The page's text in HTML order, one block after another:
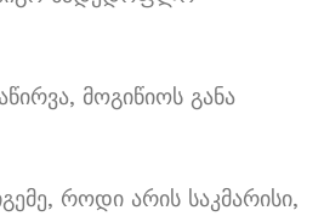
მოგიწიოს განა
როდი არის საკმარისი,